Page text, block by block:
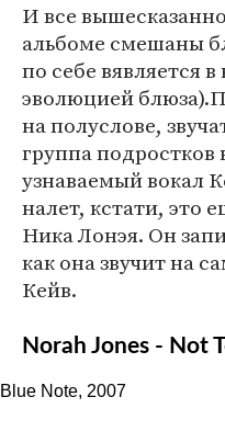
И все
альбоме смешаны
по себе вявляется
эволюцией
на полуслове,
группа подростков
узнаваемый вокал
налет, кстати, это
Ника Лонэя. Он
как она звучит на
Кейв.
Norah Jones - Not
Blue Note, 2007